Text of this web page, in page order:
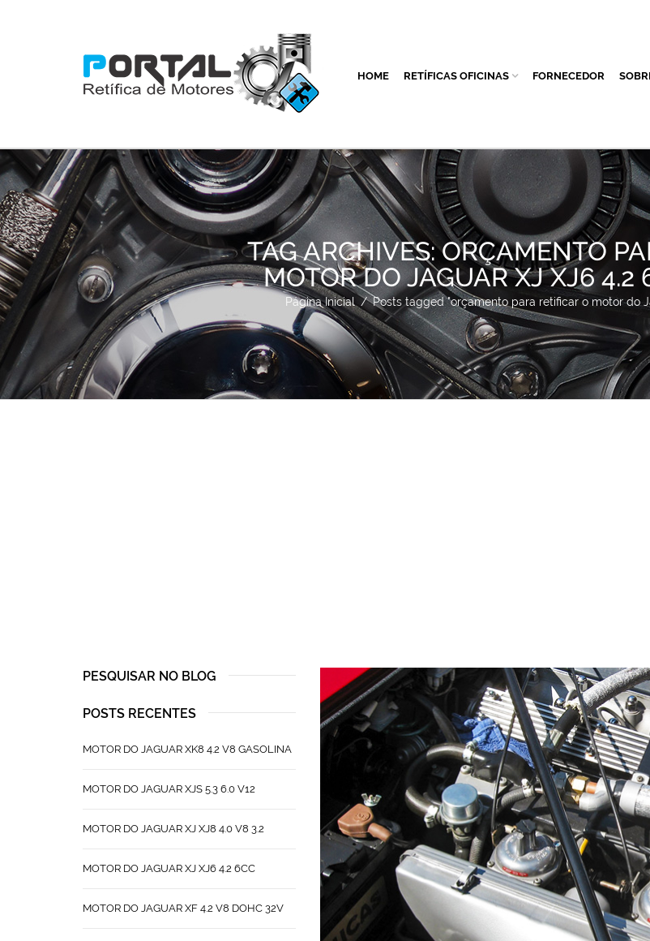
HOME RETÍFICAS OFICINAS FORNECEDOR
TAG ARCHIVES: ORÇAMENTO
MOTOR DO JAGUAR XJ XJ6 4.2
Página Inicial / Posts tagged "orçamento para retificar o motor do
PESQUISAR NO BLOG
POSTS RECENTES
MOTOR DO JAGUAR XK8 4.2 V8 GASOLINA
MOTOR DO JAGUAR XJS 5.3 6.0 V12
MOTOR DO JAGUAR XJ XJ8 4.0 V8 3.2
MOTOR DO JAGUAR XJ XJ6 4.2 6CC
MOTOR DO JAGUAR XF 4.2 V8 DOHC 32V